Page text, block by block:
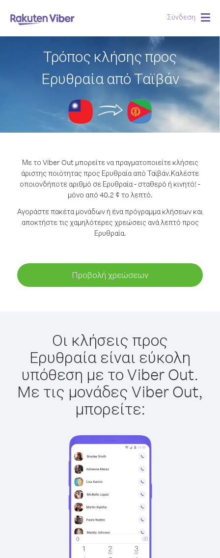
Σύνδεση
Τρόπος κλήσης προς
Ερυθραία από Ταϊβάν
Με το Viber Out μπορείτε να πραγματοποιείτε κλήσεις
άριστης ποιότητας προς Ερυθραία από Ταϊβάν.Καλέστε
οποιονδήποτε αριθμό σε Ερυθραία - σταθερό ή κινητό! -
μόνο από 40.2 ¢ το λεπτό.
Αγοράστε πακέτα μονάδων ή ένα πρόγραμμα κλήσεων και
αποκτήστε τις χαμηλότερες χρεώσεις ανά λεπτό προς
Ερυθραία.
Προβολή χρεώσεων
Οι κλήσεις προς
Ερυθραία είναι εύκολη
υπόθεση με το Viber Out.
Με τις μονάδες Viber Out,
μπορείτε: